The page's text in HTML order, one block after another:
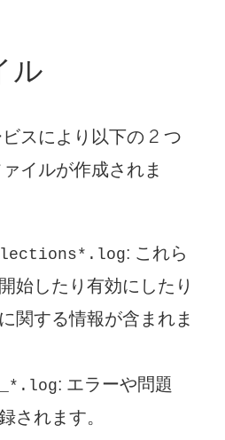
ル
スにより以下の 2 つ
イルが作成されま
: これら
始したり有効にしたり
関する情報が含まれま
: エラーや問題
されます。